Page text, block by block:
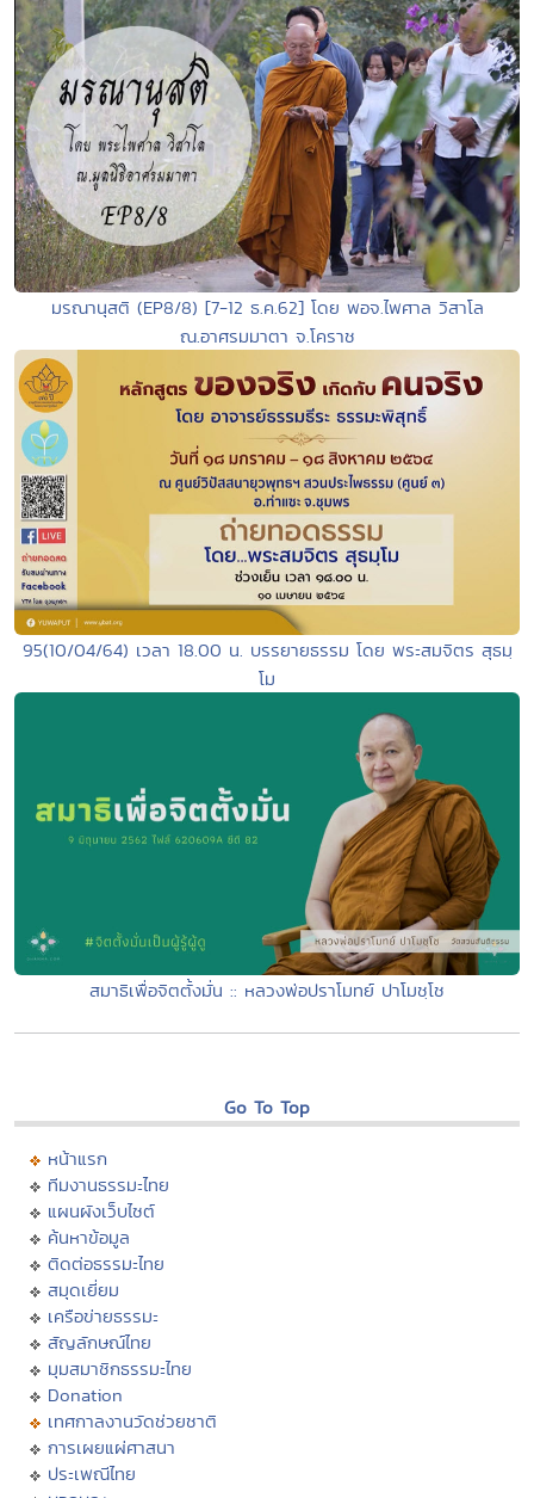
มรณานุสติ (EP8/8) [7-12 ธ.ค.62] โดย พอจ.ไพศาล วิสาโล
ณ.อาศรมมาตา จ.โคราช
95(10/04/64) เวลา 18.00 น. บรรยายธรรม โดย พระสมจิตร สุธมฺ
โม
สมาธิเพื่อจิตตั้งมั่น :: หลวงพ่อปราโมทย์ ปาโมชฺโช
Go To Top
หน้าแรก
ทีมงานธรรมะไทย
แผนผังเว็บไซต์
ค้นหาข้อมูล
ติดต่อธรรมะไทย
สมุดเยี่ยม
เครือข่ายธรรมะ
สัญลักษณ์ไทย
มุมสมาชิกธรรมะไทย
Donation
เทศกาลงานวัดช่วยชาติ
การเผยแผ่ศาสนา
ประเพณีไทย